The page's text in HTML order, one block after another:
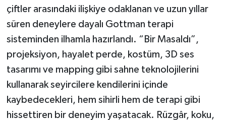
çiftler arasındaki ilişkiye odaklanan ve uzun yıllar
süren deneylere dayalı Gottman terapi
sisteminden ilhamla hazırlandı. “Bir Masaldı”,
projeksiyon, hayalet perde, kostüm, 3D ses
tasarımı ve mapping gibi sahne teknolojilerini
kullanarak seyircilere kendilerini içinde
kaybedecekleri, hem sihirli hem de terapi gibi
hissettiren bir deneyim yaşatacak. Rüzgâr, koku,